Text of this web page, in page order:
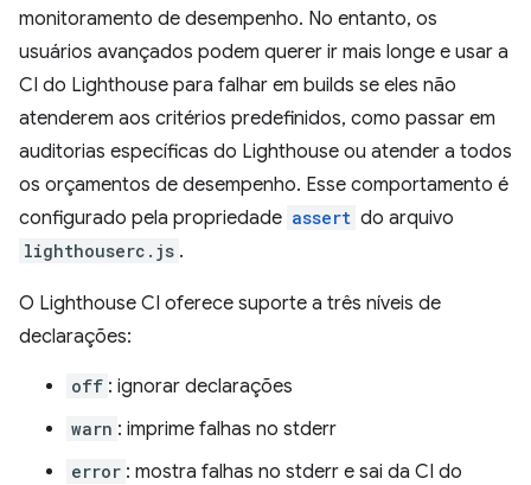
monitoramento de desempenho. No entanto, os
usuários avançados podem querer ir mais longe e usar a
CI do Lighthouse para falhar em builds se eles não
atenderem aos critérios predefinidos, como passar em
auditorias específicas do Lighthouse ou atender a todos
os orçamentos de desempenho. Esse comportamento é
configurado pela propriedade assert do arquivo
lighthouserc.js .
O Lighthouse CI oferece suporte a três níveis de
declarações:
off : ignorar declarações
warn : imprime falhas no stderr
error : mostra falhas no stderr e sai da CI do